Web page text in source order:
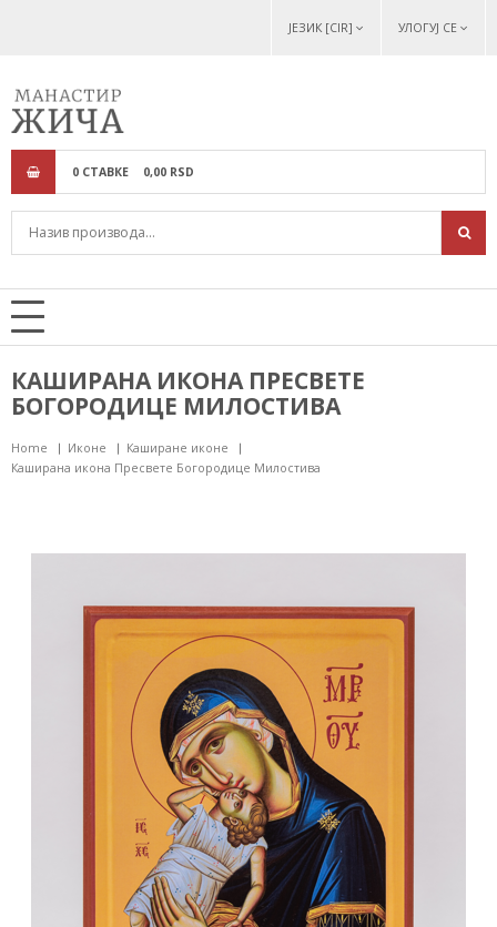
ЈЕЗИК [CIR] УЛОГУЈ СЕ
0 СТАВКЕ 0,00 RSD
КАШИРАНА ИКОНА ПРЕСВЕТЕ
БОГОРОДИЦЕ МИЛОСТИВА
Home Иконе
Каширане иконе
Каширана икона Пресвете Богородице Милостива